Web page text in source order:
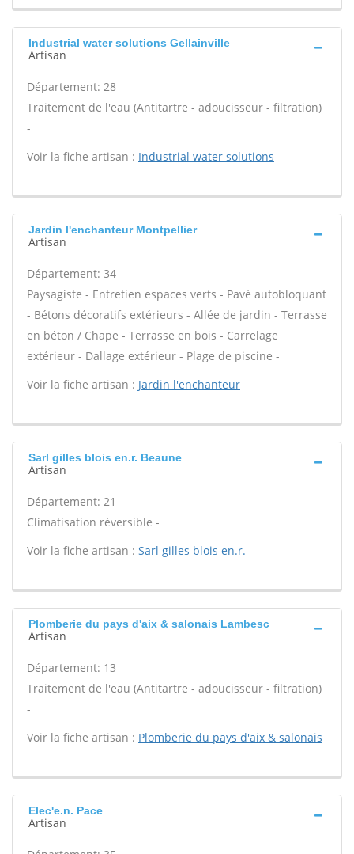
Industrial water solutions Gellainville
Artisan
Département: 28
Traitement de l'eau (Antitartre - adoucisseur - filtration)
-
Voir la fiche artisan : Industrial water solutions
Jardin l'enchanteur Montpellier
Artisan
Département: 34
Paysagiste - Entretien espaces verts - Pavé autobloquant
- Bétons décoratifs extérieurs - Allée de jardin - Terrasse
en béton / Chape - Terrasse en bois - Carrelage
extérieur - Dallage extérieur - Plage de piscine -
Voir la fiche artisan : Jardin l'enchanteur
Sarl gilles blois en.r. Beaune
Artisan
Département: 21
Climatisation réversible -
Voir la fiche artisan : Sarl gilles blois en.r.
Plomberie du pays d'aix & salonais Lambesc
Artisan
Département: 13
Traitement de l'eau (Antitartre - adoucisseur - filtration)
-
Voir la fiche artisan : Plomberie du pays d'aix & salonais
Elec'e.n. Pace
Artisan